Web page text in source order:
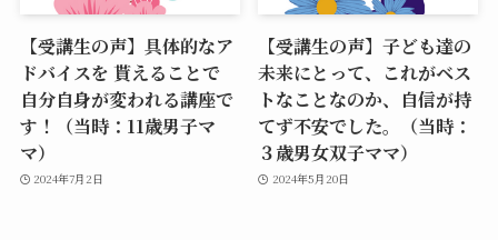
【受講生の声】具体的なア
ドバイスを 貰えることで
自分自身が変われる講座で
す！（当時：11歳男子マ
マ）
2024年7月2日
【受講生の声】子ども達の
未来にとって、これがベス
トなことなのか、自信が持
てず不安でした。（当時：
３歳男女双子ママ）
2024年5月20日